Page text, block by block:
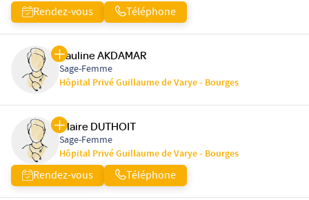
Rendez-vous Téléphone
Pauline AKDAMAR
Sage-Femme
Hôpital Privé Guillaume de Varye - Bourges
Claire DUTHOIT
Sage-Femme
Hôpital Privé Guillaume de Varye - Bourges
Rendez-vous Téléphone